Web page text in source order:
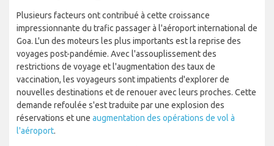
Plusieurs facteurs ont contribué à cette croissance
impressionnante du trafic passager à l'aéroport international de
Goa. L'un des moteurs les plus importants est la reprise des
voyages post-pandémie. Avec l'assouplissement des
restrictions de voyage et l'augmentation des taux de
vaccination, les voyageurs sont impatients d'explorer de
nouvelles destinations et de renouer avec leurs proches. Cette
demande refoulée s'est traduite par une explosion des
réservations et une augmentation des opérations de vol à
l'aéroport.